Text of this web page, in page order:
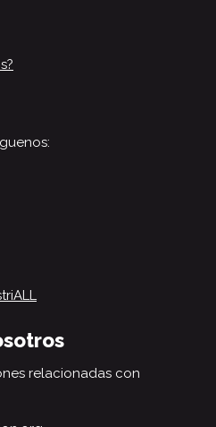
relacionadas con